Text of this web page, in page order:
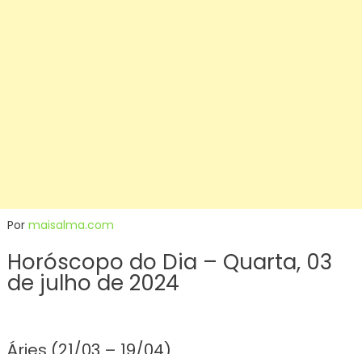
Por maisalma.com
Horóscopo do Dia – Quarta, 03
de julho de 2024